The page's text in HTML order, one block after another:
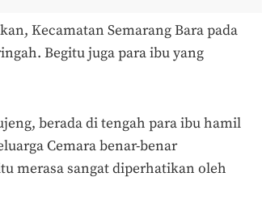
Kecamatan Semarang Bara pada
Begitu juga para ibu yang
berada di tengah para ibu hamil
Cemara benar-benar
merasa sangat diperhatikan oleh